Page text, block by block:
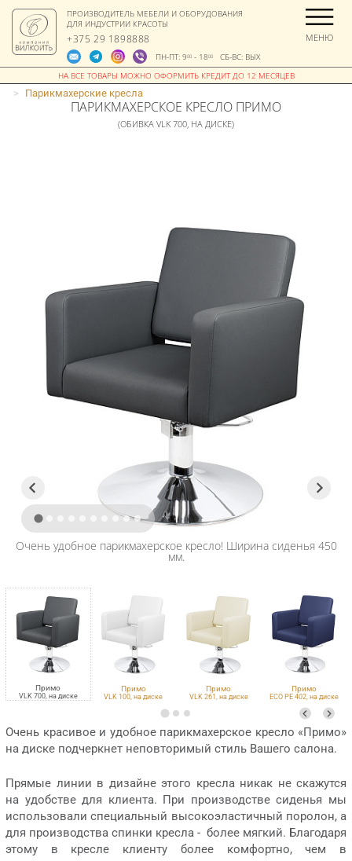
ПРОИЗВОДИТЕЛЬ МЕБЕЛИ И ОБОРУДОВАНИЯ
ДЛЯ ИНДУСТРИИ КРАСОТЫ
+375 29 1898888
ПН-ПТ: 900- 1800СБ-ВС: ВЫХ
МЕНЮ
> Парикмахерские кресла
ПАРИКМАХЕРСКОЕ КРЕСЛО ПРИМО
(ОБИВКА VLK 700, НА ДИСКЕ)
Примо
VLK 700, на диске
Примо
VLK 100, на диске
Примо
VLK 261, на диске
Примо
ECO PE 402, на диске
Очень удобное парикмахерское кресло! Ширина сиденья 450
мм.
Очень красивое и удобное парикмахерское кресло «Примо»
на диске подчеркнет неповторимый стиль Вашего салона.
Прямые линии в дизайне этого кресла никак не скажутся
на удобстве для клиента. При производстве сиденья мы
использовали специальный высокоэластичный поролон, а
для производства спинки кресла - более мягкий. Благодаря
этому в кресле клиенту более комфортно, чем в